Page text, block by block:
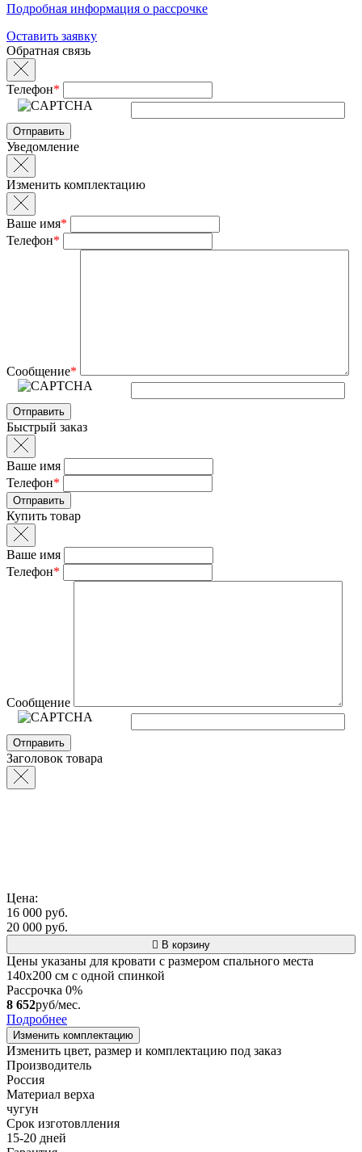
Подробная информация о рассрочке
Оставить заявку
Обратная связь
Телефон*
Уведомление
Изменить комплектацию
Ваше имя*
Телефон*
Сообщение*
Быстрый заказ
Ваше имя
Телефон*
Купить товар
Ваше имя
Телефон*
Сообщение
Заголовок товара
Цена:
16 000 руб.
20 000 руб.
В корзину
Цены указаны для кровати с размером спального места
140х200 см с одной спинкой
Рассрочка 0%
8 652руб/мес.
Подробнее
Изменить комплектацию
Изменить цвет, размер и комплектацию под заказ
Производитель
Россия
Материал верха
чугун
Срок изготовлления
15-20 дней